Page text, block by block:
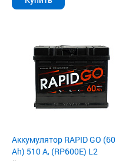
Аккумулятор RAPID GO (60
Ah) 510 А, (RP600E) L2